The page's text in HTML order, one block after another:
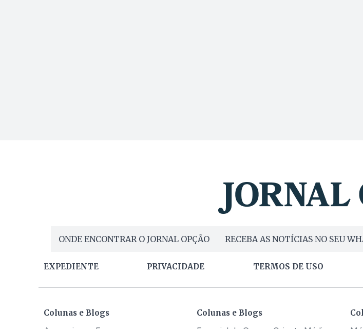
ONDE ENCONTRAR O JORNAL OPÇÃO RECEBA AS NOTÍCIAS NO SEU
EXPEDIENTE PRIVACIDADE TERMOS DE USO
Colunas e Blogs Colunas e Blogs